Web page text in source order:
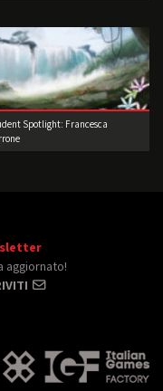
Spotlight: Francesca
aggiornato!